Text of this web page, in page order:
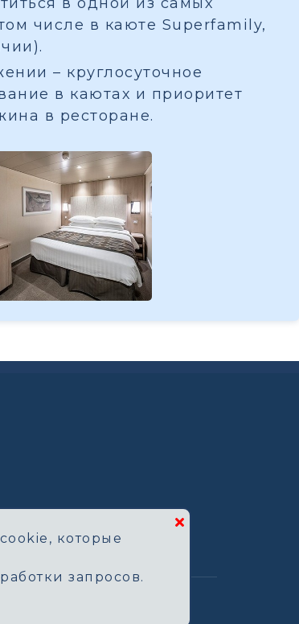
числе в каюте Superfamily,
– круглосуточное
в каютах и приоритет
в ресторане.
которые
запросов.